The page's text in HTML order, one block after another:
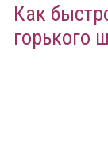
Как
горького